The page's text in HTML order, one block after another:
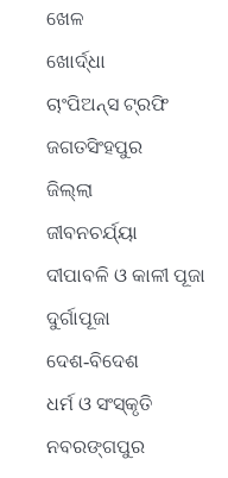
ଖେଳ
ଖୋର୍ଦ୍ଧା
ଚାଂପିଅନ୍ସ ଟ୍ରଫି
ଜଗତସିଂହପୁର
ଜିଲ୍ଲା
ଜୀବନଚର୍ଯ୍ୟା
ଦୀପାବଳି ଓ କାଳୀ ପୂଜା
ଦୁର୍ଗାପୂଜା
ଦେଶ-ବିଦେଶ
ଧର୍ମ ଓ ସଂସ୍କୃତି
ନବରଙ୍ଗପୁର